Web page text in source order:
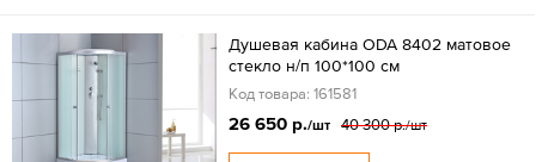
Душевая кабина ODA 8402 матовое
стекло н/п 100*100 см
Код товара: 161581
26 650 р./шт 40 300 р./шт